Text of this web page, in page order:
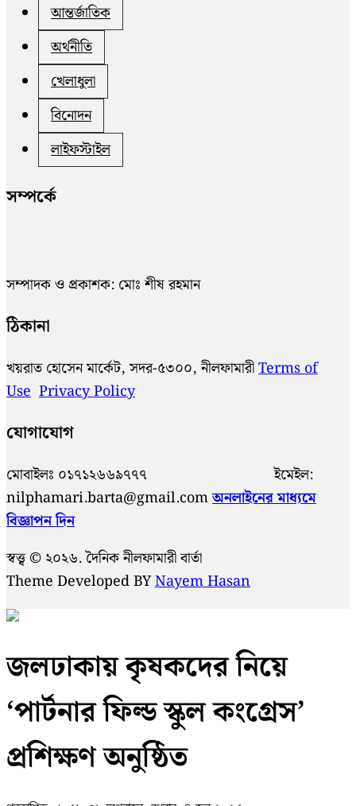
আন্তর্জাতিক
অর্থনীতি
খেলাধুলা
বিনোদন
লাইফস্টাইল
সম্পর্কে
সম্পাদক ও প্রকাশক: মোঃ শীষ রহমান
ঠিকানা
খয়রাত হোসেন মার্কেট, সদর-৫৩০০, নীলফামারীTerms of
Use Privacy Policy
যোগাযোগ
মোবাইলঃ ০১৭১২৬৬৯৭৭৭ ইমেইল:
nilphamari.barta@gmail.comঅনলাইনের মাধ্যমে
বিজ্ঞাপন দিন
স্বত্ত্ব © ২০২৬. দৈনিক নীলফামারী বার্তা
Theme Developed BYNayem Hasan
জলঢাকায় কৃষকদের নিয়ে
‘পার্টনার ফিল্ড স্কুল কংগ্রেস’
প্রশিক্ষণ অনুষ্ঠিত